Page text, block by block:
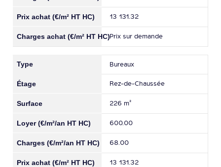
13 131.32
Prix sur demande
Bureaux
Rez-de-Chaussée
226 m²
600.00
68.00
13 131.32